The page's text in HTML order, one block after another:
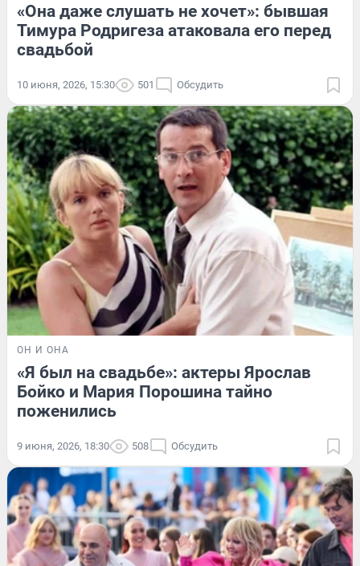
«Она даже слушать не хочет»: бывшая
Тимура Родригеза атаковала его перед
свадьбой
10 июня, 2026, 15:30 501 Обсудить
ОН И ОНА
«Я был на свадьбе»: актеры Ярослав
Бойко и Мария Порошина тайно
поженились
9 июня, 2026, 18:30 508 Обсудить